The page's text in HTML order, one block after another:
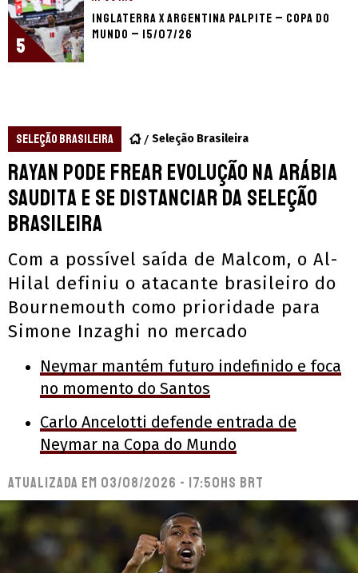
5
Inglaterra x Argentina palpite – Copa do
Mundo – 15/07/26
SELEÇÃO BRASILEIRA Seleção Brasileira
Rayan pode frear evolução na Arábia
Saudita e se distanciar da Seleção
Brasileira
Com a possível saída de Malcom, o Al-
Hilal definiu o atacante brasileiro do
Bournemouth como prioridade para
Simone Inzaghi no mercado
Neymar mantém futuro indefinido e foca
no momento do Santos
Carlo Ancelotti defende entrada de
Neymar na Copa do Mundo
Atualizada em 03/08/2026 - 17:50hs BRT